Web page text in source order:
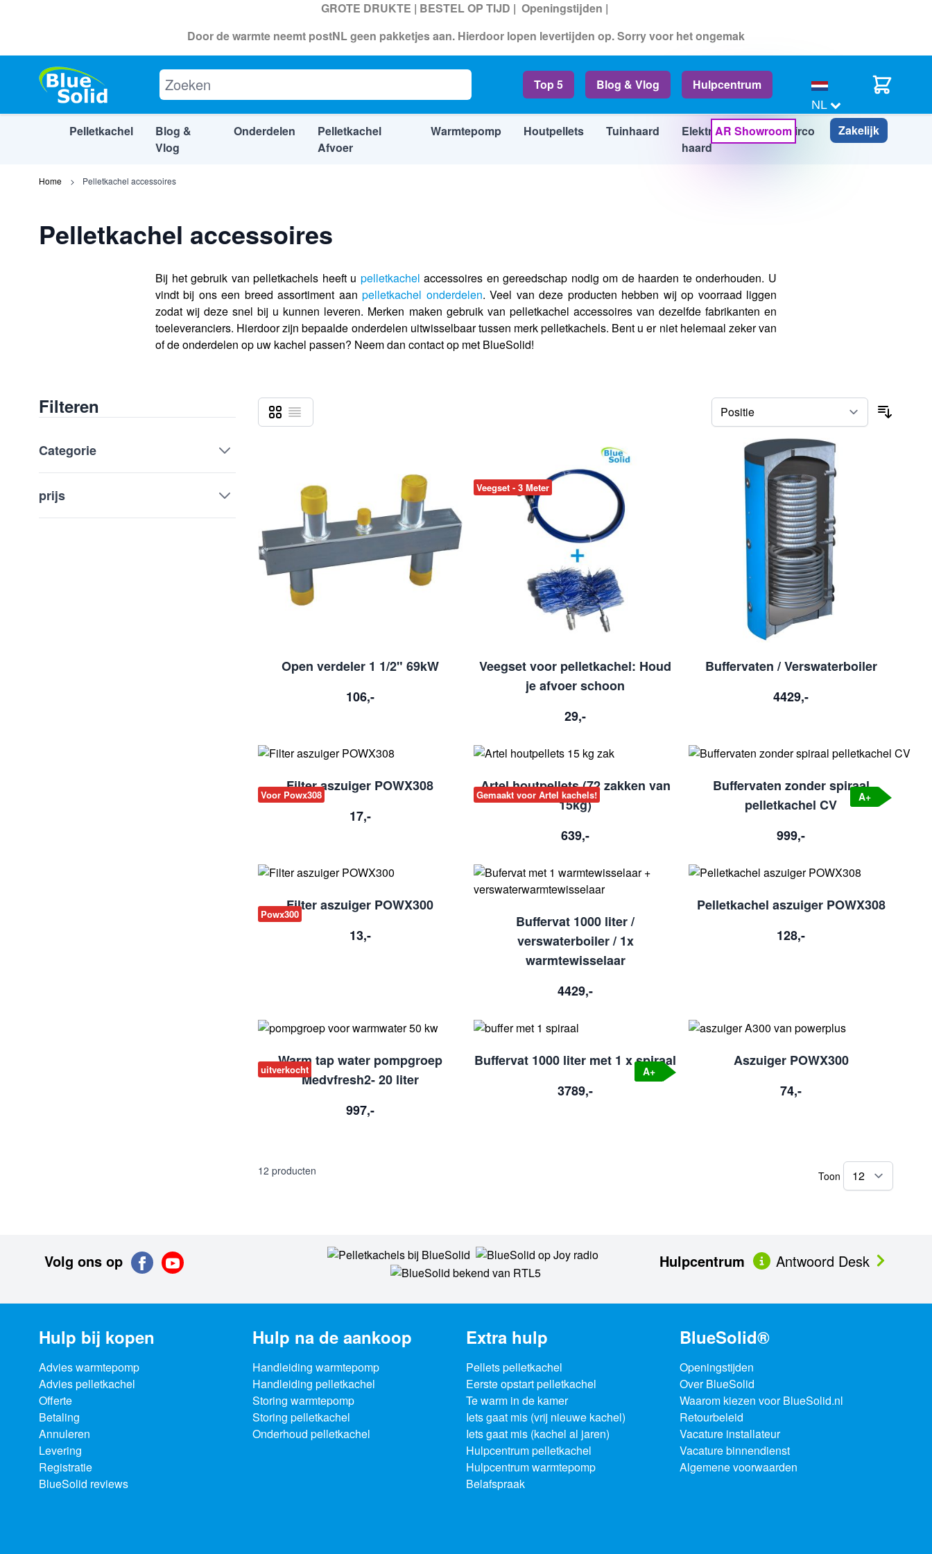
GROTE DRUKTE | BESTEL OP TIJD | Openingstijden |
Door de warmte neemt postNL geen pakketjes aan. Hierdoor lopen levertijden op. Sorry voor het ongemak
Top 5 Blog & Vlog Hulpcentrum
NL
Cart
Pelletkachel
Blog &
Vlog
Onderdelen
Pelletkachel
Afvoer
Warmtepomp Houtpellets Tuinhaard
Elektrische
haard
Airco Info
AR Showroom Zakelijk
Home Pelletkachel accessoires
Pelletkachel accessoires
Bij het gebruik van pelletkachels heeft u pelletkachel accessoires en gereedschap nodig om de haarden te onderhouden. U
vindt bij ons een breed assortiment aanpelletkachel onderdelen. Veel van deze producten hebben wij op voorraad liggen
zodat wij deze snel bij u kunnen leveren. Merken maken gebruik van pelletkachel accessoires van dezelfde fabrikanten en
toeleveranciers. Hierdoor zijn bepaalde onderdelen uitwisselbaar tussen merk pelletkachels. Bent u er niet helemaal zeker van
of de onderdelen op uw kachel passen? Neem dan contact op met BlueSolid!
Filteren
Categorie
prijs
Tonen als
Foto-tabel
Lijst
Open verdeler 1 1/2" 69kW
106,-
Veegset - 3 Meter
Veegset voor pelletkachel: Houd
je afvoer schoon
29,-
Buffervaten / Verswaterboiler
4429,-
Voor Powx308
Filter aszuiger POWX308
17,-
Gemaakt voor Artel kachels!
Artel houtpellets (72 zakken van
15kg)
639,-
A+
Buffervaten zonder spiraal
pelletkachel CV
999,-
Powx300
Filter aszuiger POWX300
13,-
Buffervat 1000 liter /
verswaterboiler / 1x
warmtewisselaar
4429,-
Pelletkachel aszuiger POWX308
128,-
uitverkocht
Warm tap water pompgroep
Medvfresh2- 20 liter
997,-
A+
Buffervat 1000 liter met 1 x spiraal
3789,-
Aszuiger POWX300
74,-
12 producten Toon
Volg ons op Hulpcentrum Antwoord Desk
Hulp bij kopen
Advies warmtepomp
Advies pelletkachel
Offerte
Betaling
Annuleren
Levering
Registratie
BlueSolid reviews
Hulp na de aankoop
Handleiding warmtepomp
Handleiding pelletkachel
Storing warmtepomp
Storing pelletkachel
Onderhoud pelletkachel
Extra hulp
Pellets pelletkachel
Eerste opstart pelletkachel
Te warm in de kamer
Iets gaat mis (vrij nieuwe kachel)
Iets gaat mis (kachel al jaren)
Hulpcentrum pelletkachel
Hulpcentrum warmtepomp
Belafspraak
BlueSolid®
Openingstijden
Over BlueSolid
Waarom kiezen voor BlueSolid.nl
Retourbeleid
Vacature installateur
Vacature binnendienst
Algemene voorwaarden